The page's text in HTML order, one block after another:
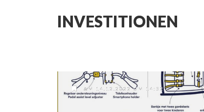
INVESTITIONEN
AM 14.12.2022 UM 14:52